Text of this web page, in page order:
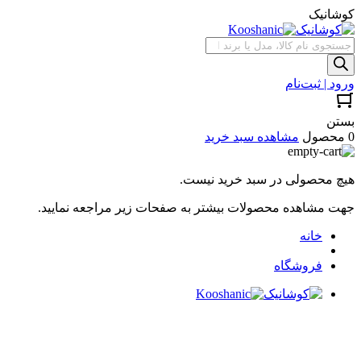
کوشانیک
جستجوی
محصولات
ورود | ثبت‌نام
بستن
0 محصول
مشاهده سبد خرید
هیچ محصولی در سبد خرید نیست.
جهت مشاهده محصولات بیشتر به صفحات زیر مراجعه نمایید.
خانه
فروشگاه